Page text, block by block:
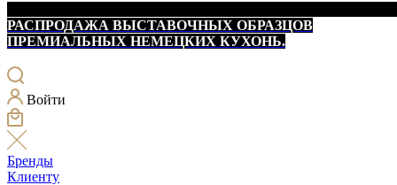
РАСПРОДАЖА ВЫСТАВОЧНЫХ ОБРАЗЦОВ
ПРЕМИАЛЬНЫХ НЕМЕЦКИХ КУХОНЬ.
Войти
Бренды
Клиенту